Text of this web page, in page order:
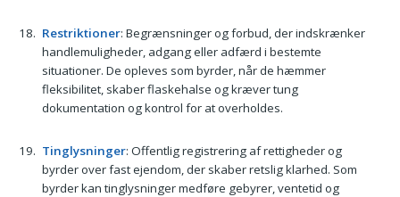
Restriktioner: Begrænsninger og forbud, der indskrænker
handlemuligheder, adgang eller adfærd i bestemte
situationer. De opleves som byrder, når de hæmmer
fleksibilitet, skaber flaskehalse og kræver tung
dokumentation og kontrol for at overholdes.
Tinglysninger: Offentlig registrering af rettigheder og
byrder over fast ejendom, der skaber retslig klarhed. Som
byrder kan tinglysninger medføre gebyrer, ventetid og